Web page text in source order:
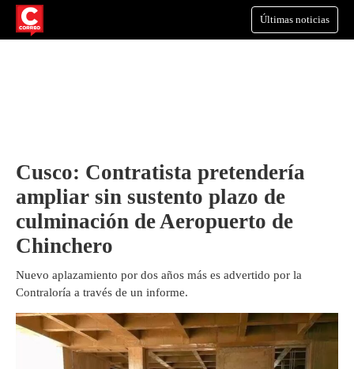
Últimas noticias
Cusco: Contratista pretendería
ampliar sin sustento plazo de
culminación de Aeropuerto de
Chinchero
Nuevo aplazamiento por dos años más es advertido por la
Contraloría a través de un informe.